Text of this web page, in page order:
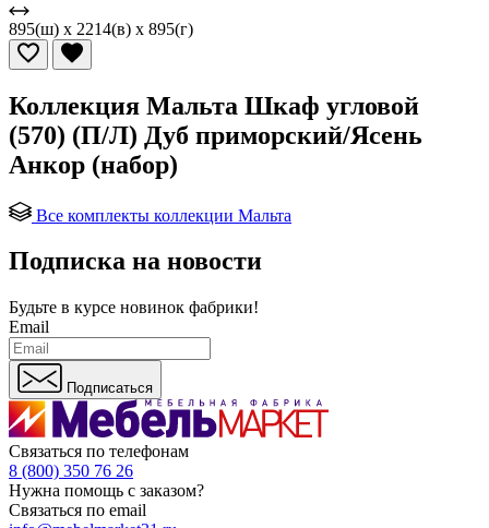
895(ш) x 2214(в) x 895(г)
Коллекция Мальта Шкаф угловой
(570) (П/Л) Дуб приморский/Ясень
Анкор (набор)
Все комплекты коллекции Мальта
Подписка на новости
Будьте в курсе новинок фабрики!
Email
Подписаться
Связаться по телефонам
8 (800) 350 76 26
Нужна помощь с заказом?
Связаться по email